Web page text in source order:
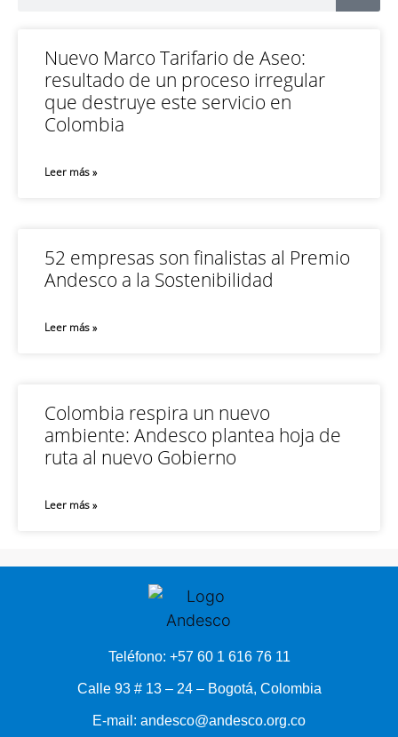
Nuevo Marco Tarifario de Aseo:
resultado de un proceso irregular
que destruye este servicio en
Colombia
Leer más »
52 empresas son finalistas al Premio
Andesco a la Sostenibilidad
Leer más »
Colombia respira un nuevo
ambiente: Andesco plantea hoja de
ruta al nuevo Gobierno
Leer más »
Teléfono: +57 60 1 616 76 11
Calle 93 # 13 – 24 – Bogotá, Colombia
E-mail: andesco@andesco.org.co